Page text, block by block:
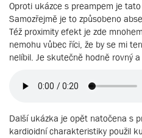
Oproti ukázce s preampem je
Samozřejmě je to způsobeno
Též proximity efekt je zde
nemohu vůbec říci, že by se mi
nelíbil. Je skutečně hodně rovný
Další ukázka je opět natočena s
kardioidní charakteristiky použil